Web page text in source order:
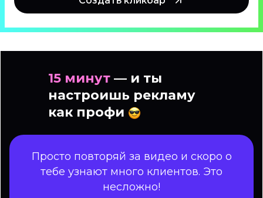
15 минут— и ты
настроишь рекламу
как профи
Просто повторяй за видео и скоро о
тебе узнают много клиентов. Это
несложно!